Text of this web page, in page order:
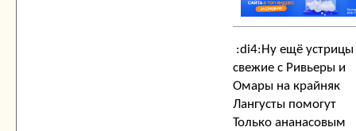
:di4:Ну ещё устрицы
свежие с Ривьеры и
Омары на крайняк
Лангусты помогут
Только ананасовым